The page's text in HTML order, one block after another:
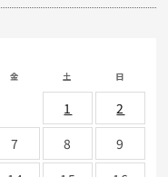
金 土 日
1
2
7 8
9